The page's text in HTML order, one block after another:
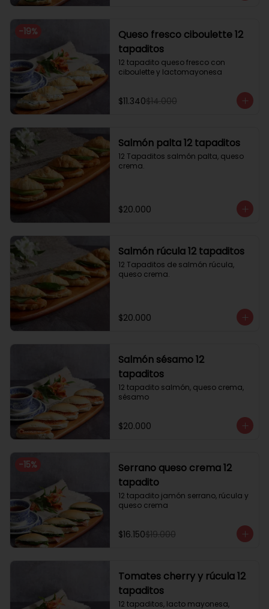
-19%
Queso fresco ciboulette 12
tapaditos
12 tapadito queso fresco con
ciboulette y lactomayonesa
$11.340$14.000
Salmón palta 12 tapaditos
12 Tapaditos salmón palta, queso
crema.
$20.000
Salmón rúcula 12 tapaditos
12 Tapaditos de salmón rúcula,
queso crema.
$20.000
Salmón sésamo 12
tapaditos
12 tapadito salmón, queso crema,
sésamo
$20.000
-15%
Serrano queso crema 12
tapadito
12 tapadito jamón serrano, rúcula y
queso crema
$16.150$19.000
Tomates cherry y rúcula 12
tapaditos
12 tapaditos, lacto mayonesa,